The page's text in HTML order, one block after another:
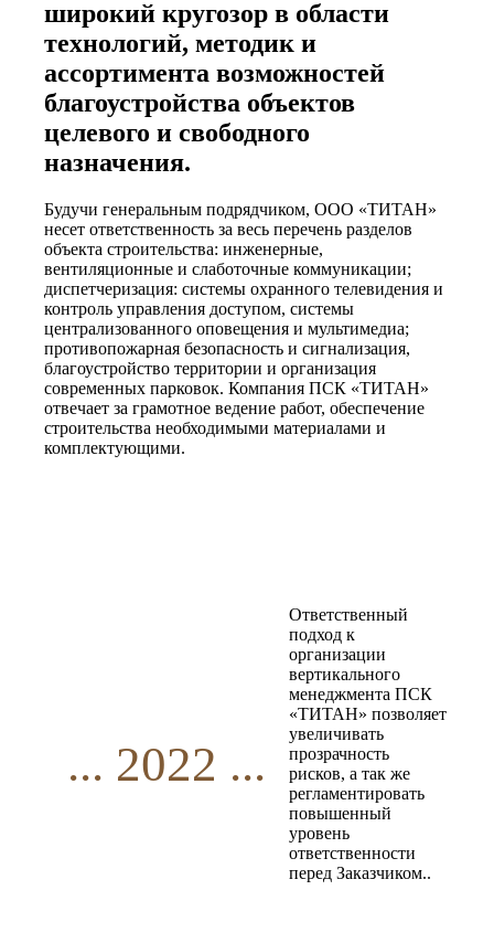
широкий кругозор в области
технологий, методик и
ассортимента возможностей
благоустройства объектов
целевого и свободного
назначения.
Будучи генеральным подрядчиком, ООО «ТИТАН»
несет ответственность за весь перечень разделов
объекта строительства: инженерные,
вентиляционные и слаботочные коммуникации;
диспетчеризация: системы охранного телевидения и
контроль управления доступом, системы
централизованного оповещения и мультимедиа;
противопожарная безопасность и сигнализация,
благоустройство территории и организация
современных парковок. Компания ПСК «ТИТАН»
отвечает за грамотное ведение работ, обеспечение
строительства необходимыми материалами и
комплектующими.
... 2022 ...
Ответственный
подход к
организации
вертикального
менеджмента ПСК
«ТИТАН» позволяет
увеличивать
прозрачность
рисков, а так же
регламентировать
повышенный
уровень
ответственности
перед Заказчиком..